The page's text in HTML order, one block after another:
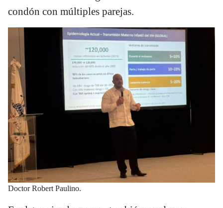
condón con múltiples parejas.
Doctor Robert Paulino.